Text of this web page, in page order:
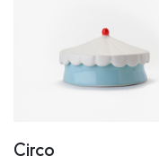
Circo